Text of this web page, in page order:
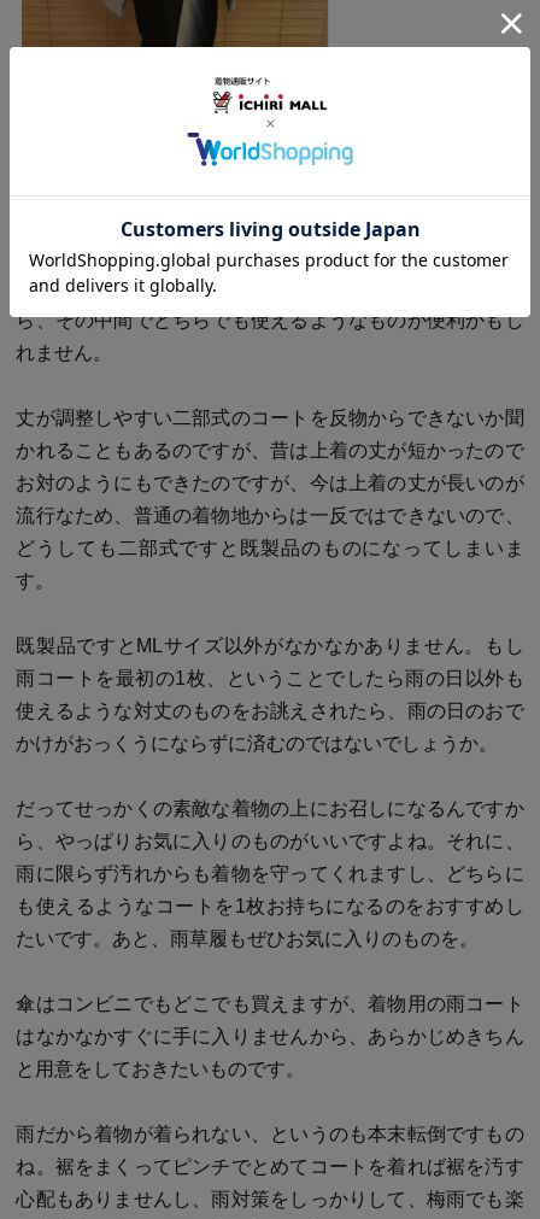
普段着かフォーマルかは衿よりも色柄のほうが影響するよ
うに思います。そんなに枚数作るものではありませんか
ら、その中間でどちらでも使えるようなものが便利かもし
れません。
丈が調整しやすい二部式のコートを反物からできないか聞
かれることもあるのですが、昔は上着の丈が短かったので
お対のようにもできたのですが、今は上着の丈が長いのが
流行なため、普通の着物地からは一反ではできないので、
どうしても二部式ですと既製品のものになってしまいま
す。
既製品ですとMLサイズ以外がなかなかありません。もし
雨コートを最初の1枚、ということでしたら雨の日以外も
使えるような対丈のものをお誂えされたら、雨の日のおで
かけがおっくうにならずに済むのではないでしょうか。
だってせっかくの素敵な着物の上にお召しになるんですか
ら、やっぱりお気に入りのものがいいですよね。それに、
雨に限らず汚れからも着物を守ってくれますし、どちらに
も使えるようなコートを1枚お持ちになるのをおすすめし
たいです。あと、雨草履もぜひお気に入りのものを。
傘はコンビニでもどこでも買えますが、着物用の雨コート
はなかなかすぐに手に入りませんから、あらかじめきちん
と用意をしておきたいものです。
雨だから着物が着られない、というのも本末転倒ですもの
ね。裾をまくってピンチでとめてコートを着れば裾を汚す
心配もありませんし、雨対策をしっかりして、梅雨でも楽